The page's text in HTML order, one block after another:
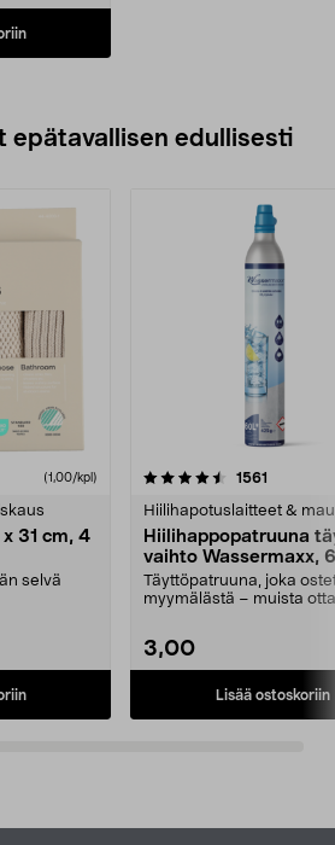
epätavallisen edullisesti
(1,00/kpl)
31 cm, 4
selvä
1561
Hiilihapotuslaitteet &
Hiilihappopatruuna
vaihto Wassermaxx,
Täyttöpatruuna, joka
myymälästä – muista
3,00
Lisää ostoskoriin
4.5viidestä